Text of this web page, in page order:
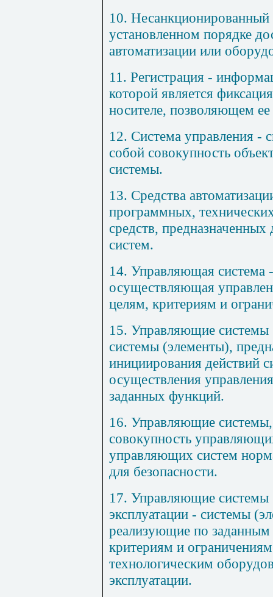
10. Несанкционированный
установленном порядке
автоматизации или
11. Регистрация -
которой является
носителе, позволяющем ее
12. Система управления -
собой совокупность
системы.
13. Средства
программных,
средств,
систем.
14. Управляющая система
осуществляющая
целям, критериям и
15. Управляющие системы
системы (элементы),
инициирования действий
осуществления
заданных функций.
16. Управляющие
совокупность
управляющих систем
для безопасности.
17. Управляющие системы
эксплуатации - системы
реализующие по
критериям и
технологическим
эксплуатации.